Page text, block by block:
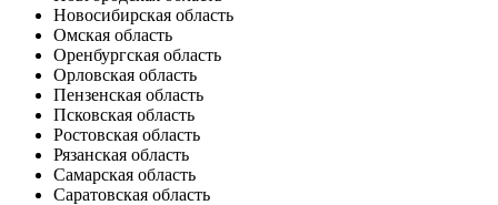
Новосибирская область
Омская область
Оренбургская область
Орловская область
Пензенская область
Псковская область
Ростовская область
Рязанская область
Самарская область
Саратовская область